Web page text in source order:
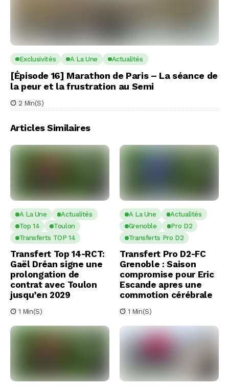
Exclusivités A La Une Actualités
[Épisode 16] Marathon de Paris – La séance de
la peur et la frustration au Semi
2 Min(s)
Articles Similaires
A La Une
Actualités
Top 14
Toulon
Transferts TOP 14
Transfert Top 14-RCT:
Gaël Dréan signe une
prolongation de
contrat avec Toulon
jusqu’en 2029
1 Min(s)
A La Une
Actualités
Grenoble
Pro D2
Transferts Pro D2
Transfert Pro D2-FC
Grenoble : Saison
compromise pour Eric
Escande apres une
commotion cérébrale
1 Min(s)